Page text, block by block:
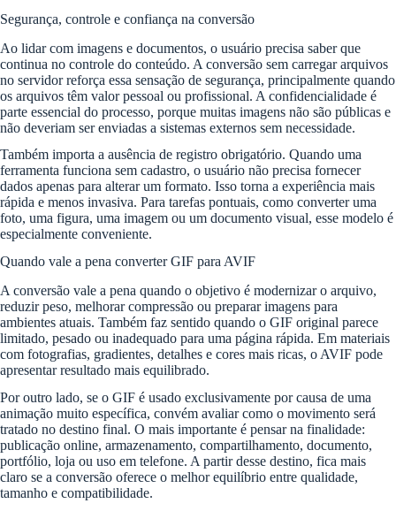
Segurança, controle e confiança na conversão
Ao lidar com imagens e documentos, o usuário precisa saber que
continua no controle do conteúdo. A conversão sem carregar arquivos
no servidor reforça essa sensação de segurança, principalmente quando
os arquivos têm valor pessoal ou profissional. A confidencialidade é
parte essencial do processo, porque muitas imagens não são públicas e
não deveriam ser enviadas a sistemas externos sem necessidade.
Também importa a ausência de registro obrigatório. Quando uma
ferramenta funciona sem cadastro, o usuário não precisa fornecer
dados apenas para alterar um formato. Isso torna a experiência mais
rápida e menos invasiva. Para tarefas pontuais, como converter uma
foto, uma figura, uma imagem ou um documento visual, esse modelo é
especialmente conveniente.
Quando vale a pena converter GIF para AVIF
A conversão vale a pena quando o objetivo é modernizar o arquivo,
reduzir peso, melhorar compressão ou preparar imagens para
ambientes atuais. Também faz sentido quando o GIF original parece
limitado, pesado ou inadequado para uma página rápida. Em materiais
com fotografias, gradientes, detalhes e cores mais ricas, o AVIF pode
apresentar resultado mais equilibrado.
Por outro lado, se o GIF é usado exclusivamente por causa de uma
animação muito específica, convém avaliar como o movimento será
tratado no destino final. O mais importante é pensar na finalidade:
publicação online, armazenamento, compartilhamento, documento,
portfólio, loja ou uso em telefone. A partir desse destino, fica mais
claro se a conversão oferece o melhor equilíbrio entre qualidade,
tamanho e compatibilidade.